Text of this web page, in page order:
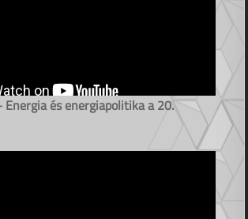
Energia és energiapolitika a 20.